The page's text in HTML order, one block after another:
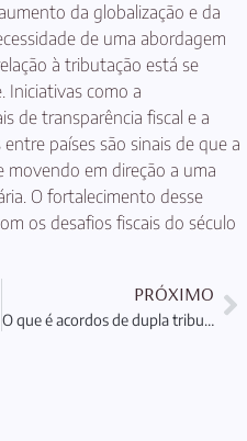
da globalização e da
de uma abordagem
à tributação está se
Iniciativas como a
de transparência fiscal e a
países são sinais de que a
em direção a uma
O fortalecimento desse
os desafios fiscais do século
PRÓXIMO
O que é acordos de dupla tributação e sua importância?